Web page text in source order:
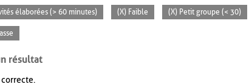
élaborées (> 60 minutes) (X) Faible (X) Petit groupe (< 30)
résultat